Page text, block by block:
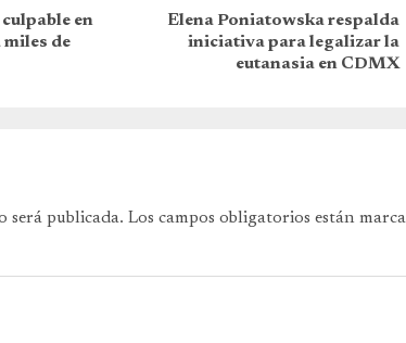
en
de
Elena Poniatowska respalda
iniciativa para legalizar la
eutanasia en CDMX
será publicada. Los campos obligatorios están